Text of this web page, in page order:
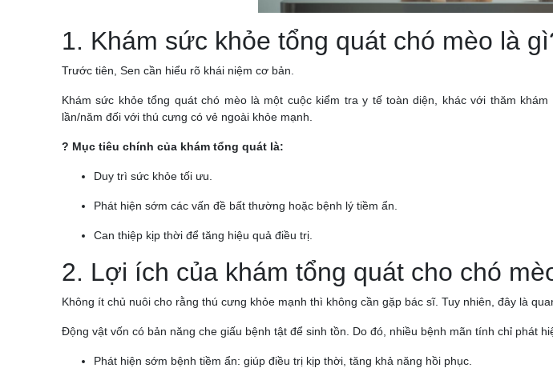
1. Khám sức khỏe tổng quát chó mèo là
Trước tiên, Sen cần hiểu rõ khái niệm cơ bản.
Khám sức khỏe tổng quát chó mèo là một cuộc kiểm tra y tế toàn diện, khác với thăm
lần/năm đối với thú cưng có vẻ ngoài khỏe mạnh.
? Mục tiêu chính của khám tổng quát là:
Duy trì sức khỏe tối ưu.
Phát hiện sớm các vấn đề bất thường hoặc bệnh lý tiềm ẩn.
Can thiệp kịp thời để tăng hiệu quả điều trị.
2. Lợi ích của khám tổng quát cho chó
Không ít chủ nuôi cho rằng thú cưng khỏe mạnh thì không cần gặp bác sĩ. Tuy nhiên, đây là
Động vật vốn có bản năng che giấu bệnh tật để sinh tồn. Do đó, nhiều bệnh mãn tính chỉ phát
Phát hiện sớm bệnh tiềm ẩn: giúp điều trị kịp thời, tăng khả năng hồi phục.